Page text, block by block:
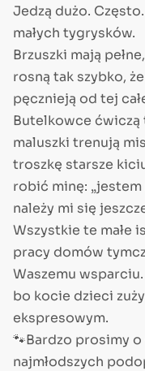
Jedzą dużo.
małych tygrysków.
Brzuszki mają
rosną tak szybko,
pęcznieją od tej
Butelkowce ćwiczą
maluszki trenują
troszkę starsze
robić minę:
należy mi się
Wszystkie te małe
pracy domów
Waszemu
bo kocie dzieci
ekspresowym.
🐾Bardzo prosimy
najmłodszych